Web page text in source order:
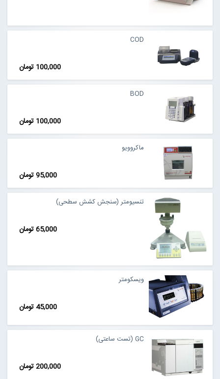
COD
100,000 تومان
BOD
100,000 تومان
ماکروویو
95,000 تومان
تنسیومتر (سنجش کشش سطحی)
65,000 تومان
ویسکومتر
45,000 تومان
GC (تست ساعتی)
200,000 تومان